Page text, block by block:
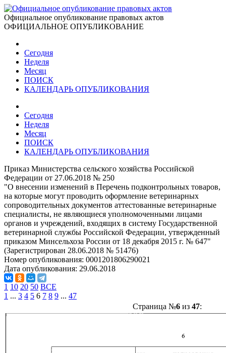
Официальное опубликование правовых актов
ОФИЦИАЛЬНОЕ ОПУБЛИКОВАНИЕ
Сегодня
Неделя
Месяц
ПОИСК
КАЛЕНДАРЬ ОПУБЛИКОВАНИЯ
Сегодня
Неделя
Месяц
ПОИСК
КАЛЕНДАРЬ ОПУБЛИКОВАНИЯ
Приказ Министерства сельского хозяйства Российской
Федерации от 27.06.2018 № 250
"О внесении изменений в Перечень подконтрольных товаров,
на которые могут проводить оформление ветеринарных
сопроводительных документов аттестованные ветеринарные
специалисты, не являющиеся уполномоченными лицами
органов и учреждений, входящих в систему Государственной
ветеринарной службы Российской Федерации, утвержденный
приказом Минсельхоза России от 18 декабря 2015 г. № 647"
(Зарегистрирован 28.06.2018 № 51476)
Номер опубликования: 0001201806290021
Дата опубликования: 29.06.2018
1 10 20 50 ВСЕ
1 ... 3 4 5 6 7 8 9 ... 47
Страница №6из 47: